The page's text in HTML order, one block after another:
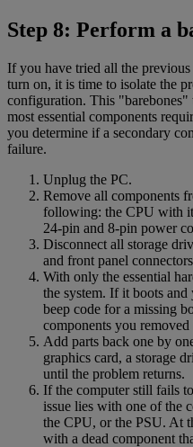
Step 8: Perform a
If you have tried all the
turn on, it is time to isolate the
configuration. This
most essential components
you determine if a secondary
failure.
Unplug the PC.
Remove all components
following: the CPU with
24-pin and 8-pin power
Disconnect all storage
and front panel
With only the essential
the system. If it boots
beep code for a missing
components you removed
Add parts back one by
graphics card, a storage
until the problem returns.
If the computer still fails
issue lies with one of the
the CPU, or the PSU. At
with a dead component